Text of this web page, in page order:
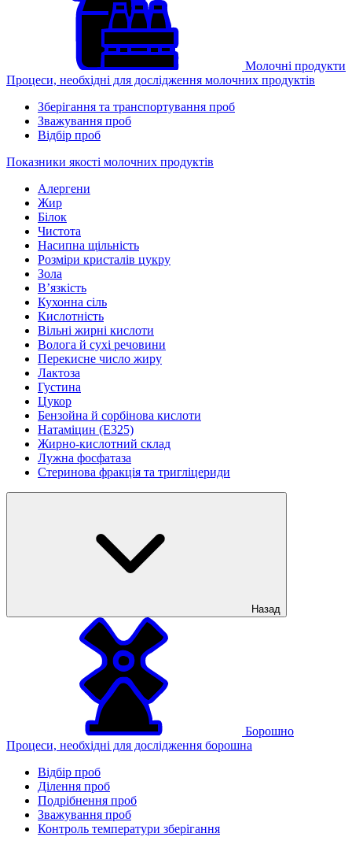
Молочні продукти
Процеси, необхідні для дослідження молочних продуктів
Зберігання та транспортування проб
Зважування проб
Відбір проб
Показники якості молочних продуктів
Алергени
Жир
Білок
Чистота
Насипна щільність
Розміри кристалів цукру
Зола
В’язкість
Кухонна сіль
Кислотність
Вільні жирні кислоти
Волога й сухі речовини
Перекисне число жиру
Лактоза
Густина
Цукор
Бензойна й сорбінова кислоти
Натаміцин (Е325)
Жирно-кислотний склад
Лужна фосфатаза
Стеринова фракція та тригліцериди
Назад
Борошно
Процеси, необхідні для дослідження борошна
Відбір проб
Ділення проб
Подрібнення проб
Зважування проб
Контроль температури зберігання